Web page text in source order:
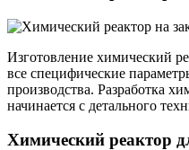
Изготовление химический
все специфические
производства. Разработка
начинается с детального
Химический реактор